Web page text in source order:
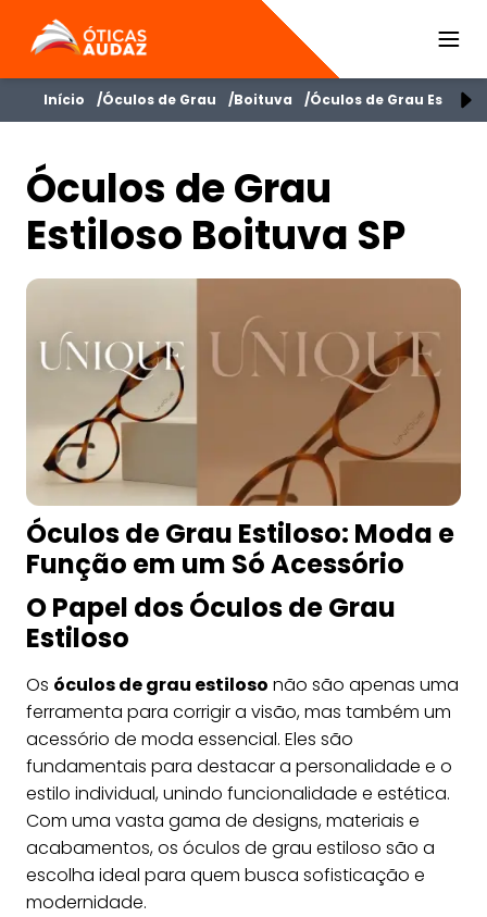
ÓTICAS AUDAZ
Início Óculos de Grau Boituva Óculos de Grau Estiloso
Óculos de Grau
Estiloso Boituva SP
Óculos de Grau Estiloso: Moda e
Função em um Só Acessório
O Papel dos Óculos de Grau
Estiloso
Os óculos de grau estiloso não são apenas uma
ferramenta para corrigir a visão, mas também um
acessório de moda essencial. Eles são
fundamentais para destacar a personalidade e o
estilo individual, unindo funcionalidade e estética.
Com uma vasta gama de designs, materiais e
acabamentos, os óculos de grau estiloso são a
escolha ideal para quem busca sofisticação e
modernidade.